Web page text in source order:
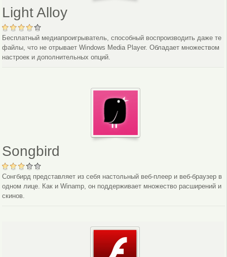
Light Alloy
Бесплатный медиапроигрыватель, способный воспроизводить даже те
файлы, что не отрывает Windows Media Player. Обладает множеством
настроек и дополнительных опций.
Songbird
Сонгбирд представляет из себя настольный веб-плеер и веб-браузер в
одном лице. Как и Winamp, он поддерживает множество расширений и
скинов.